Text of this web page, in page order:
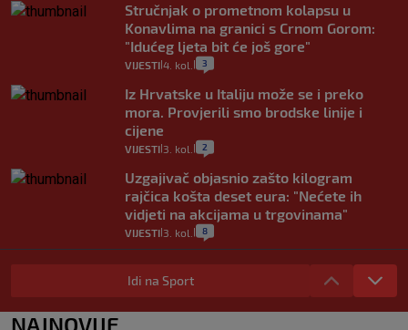
Stručnjak o prometnom kolapsu u
Konavlima na granici s Crnom Gorom:
"Idućeg ljeta bit će još gore"
VIJESTI 4. kol. 3
Iz Hrvatske u Italiju može se i preko
mora. Provjerili smo brodske linije i
cijene
VIJESTI 3. kol. 2
Uzgajivač objasnio zašto kilogram
rajčica košta deset eura: "Nećete ih
vidjeti na akcijama u trgovinama"
VIJESTI 3. kol. 8
Selidba je jedno od stresnijih iskustava.
Evo aktualnih cijena i nekoliko savjeta
0
Idi na Sport
NAJNOVIJE